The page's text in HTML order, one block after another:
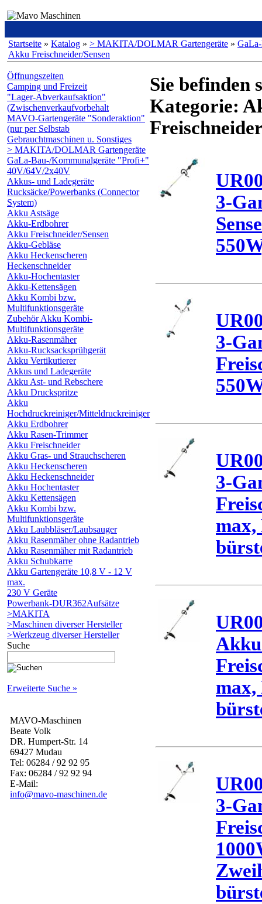
Startseite » Katalog » > MAKITA/DOLMAR Gartengeräte »
Akku Freischneider/Sensen
Öffnungszeiten
Camping und Freizeit
"Lager-Abverkaufsaktion"
(Zwischenverkaufvorbehalt
MAVO-Gartengeräte "Sonderaktion"
(nur per Selbstab
Gebrauchtmaschinen u. Sonstiges
> MAKITA/DOLMAR Gartengeräte
GaLa-Bau-/Kommunalgeräte "Profi+"
40V/64V/2x40V
Akkus- und Ladegeräte
Rucksäcke/Powerbanks (Connector
System)
Akku Astsäge
Akku-Erdbohrer
Akku Freischneider/Sensen
Akku-Gebläse
Akku Heckenscheren
Heckenschneider
Akku-Hochentaster
Akku-Kettensägen
Akku Kombi bzw.
Multifunktionsgeräte
Zubehör Akku Kombi-
Multifunktionsgeräte
Akku-Rasenmäher
Akku-Rucksacksprühgerät
Akku Vertikutierer
Akkus und Ladegeräte
Akku Ast- und Rebschere
Akku Druckspritze
Akku
Hochdruckreiniger/Mitteldruckreiniger
Akku Erdbohrer
Akku Rasen-Trimmer
Akku Freischneider
Akku Gras- und Strauchscheren
Akku Heckenscheren
Akku Heckenschneider
Akku Hochentaster
Akku Kettensägen
Akku Kombi bzw.
Multifunktionsgeräte
Akku Laubbläser/Laubsauger
Akku Rasenmäher ohne Radantrieb
Akku Rasenmäher mit Radantrieb
Akku Schubkarre
Akku Gartengeräte 10,8 V - 12 V
max.
230 V Geräte
Powerbank-DUR362Aufsätze
>MAKITA
>Maschinen diverser Hersteller
>Werkzeug diverser Hersteller
Suche
Erweiterte Suche »
MAVO-Maschinen
Beate Volk
DR. Humpert-Str. 14
69427 Mudau
Tel: 06284 / 92 92 95
Fax: 06284 / 92 92 94
E-Mail:
info@mavo-maschinen.de
Sie befinden
Kategorie:
3-
3-
3-
3-